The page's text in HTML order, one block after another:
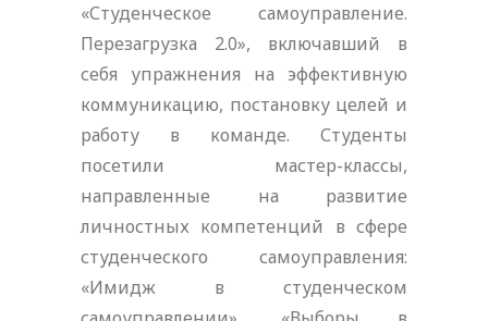
«Студенческое самоуправление.
Перезагрузка 2.0», включавший в
себя упражнения на эффективную
коммуникацию, постановку целей и
работу в команде. Студенты
посетили мастер-классы,
направленные на развитие
личностных компетенций в сфере
студенческого самоуправления:
«Имидж в студенческом